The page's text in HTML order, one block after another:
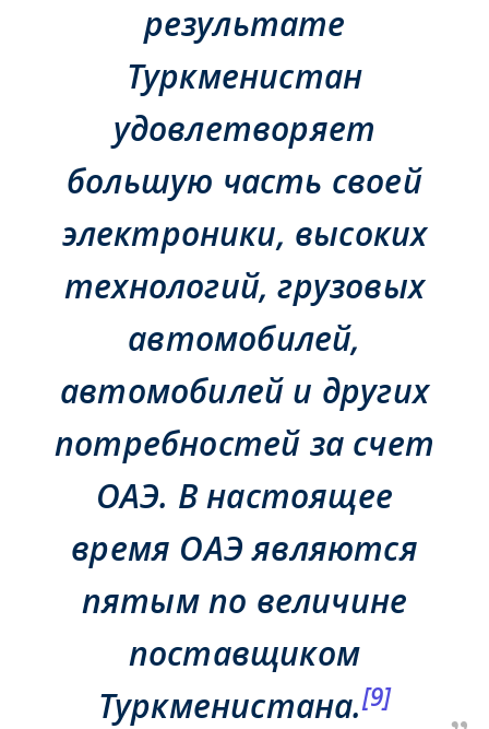
результате
Туркменистан
удовлетворяет
большую часть своей
электроники, высоких
технологий, грузовых
автомобилей,
автомобилей и других
потребностей за счет
ОАЭ. В настоящее
время ОАЭ являются
пятым по величине
поставщиком
Туркменистана.[9]